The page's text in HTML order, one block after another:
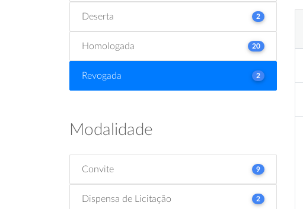
Deserta 2
Homologada 20
Revogada 2
Modalidade
Convite 9
Dispensa de Licitação 2